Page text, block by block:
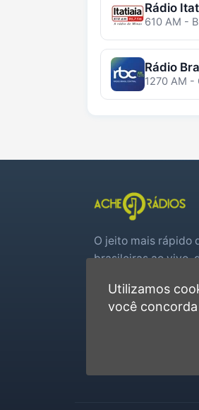
Rádio
610 AM -
Rádio
1270 AM -
O jeito mais rápido
brasileiras ao vivo,
real.Utilizamos
você